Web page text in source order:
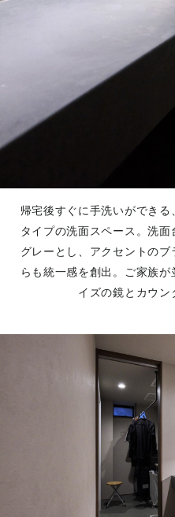
帰宅後すぐに手洗いができ
タイプの洗面スペース。洗
グレーとし、アクセントの
らも統一感を創出。ご家族
イズの鏡とカウン